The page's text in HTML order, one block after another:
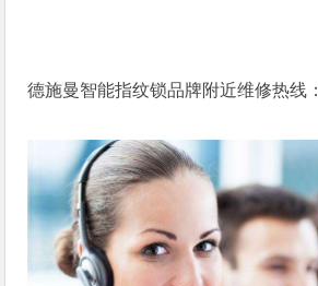
德施曼智能指纹锁品牌附近维修热线：